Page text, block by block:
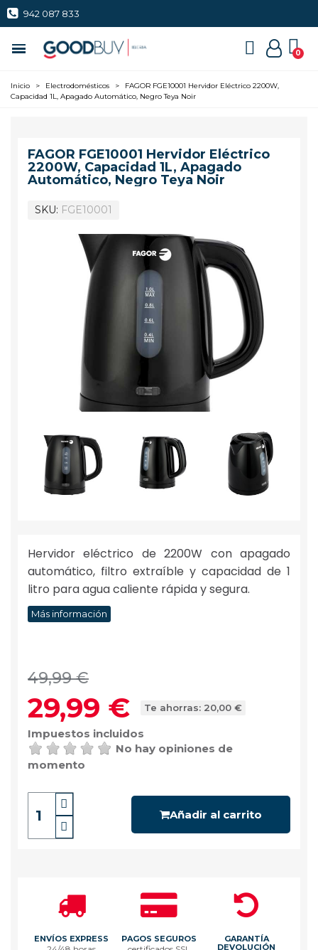
942 087 833
Inicio > Electrodomésticos >
FAGOR FGE10001 Hervidor Eléctrico 2200W,
Capacidad 1L, Apagado Automático, Negro Teya Noir
FAGOR FGE10001 Hervidor Eléctrico
2200W, Capacidad 1L, Apagado
Automático, Negro Teya Noir
SKU FGE10001
Hervidor eléctrico de 2200W con apagado
automático, filtro extraíble y capacidad de 1
litro para agua caliente rápida y segura.
Más información
49,99 €
29,99 € Te ahorras: 20,00 €
Impuestos incluidos
No hay opiniones de
momento
Añadir al carrito
ENVÍOS EXPRESS PAGOS SEGUROS
GARANTÍA
DEVOLUCIÓN